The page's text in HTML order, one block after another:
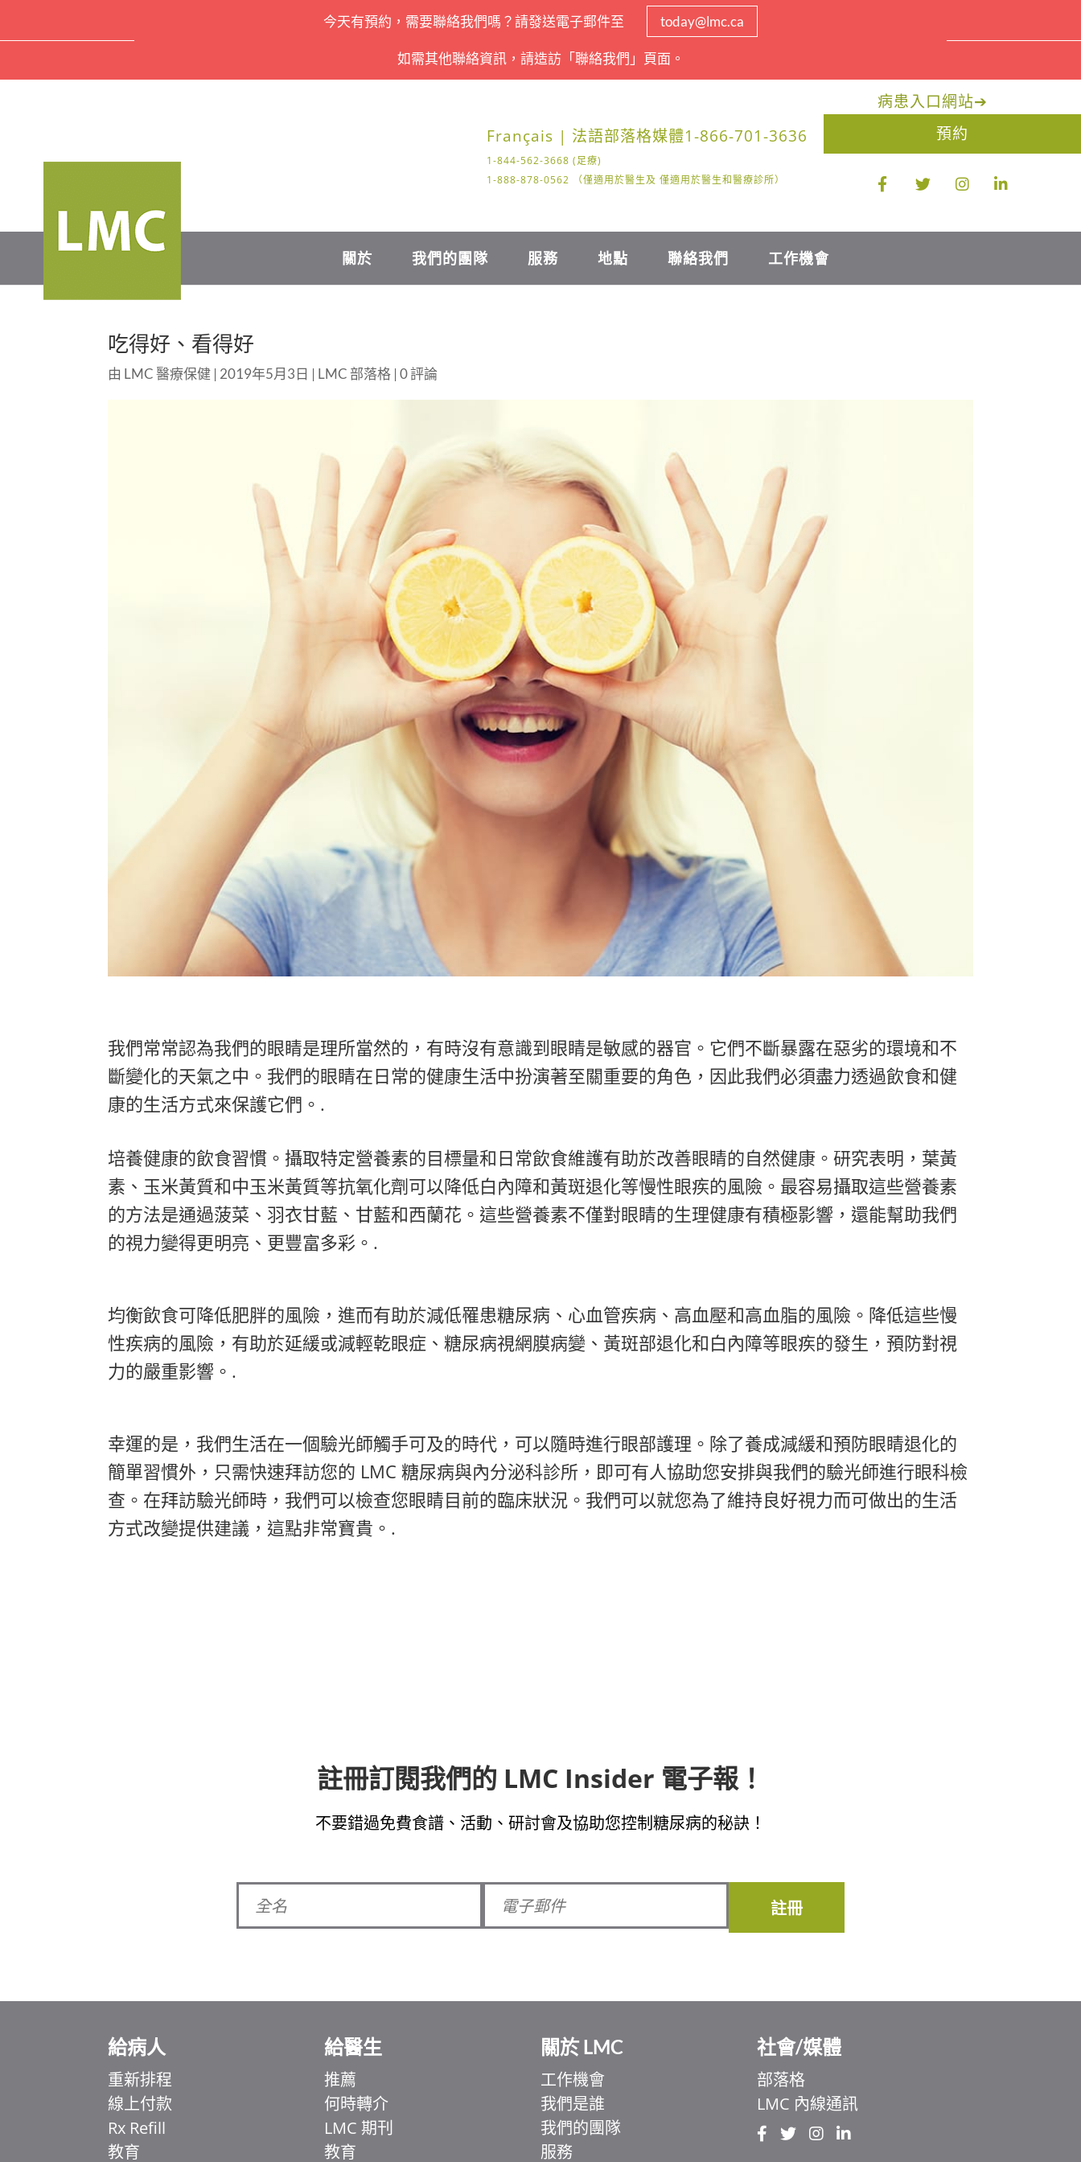
今天有預約，需要聯絡我們嗎？請發送電子郵件至 today@lmc.ca
如需其他聯絡資訊，請造訪「聯絡我們」頁面。
Français | 法語部落格媒體1-866-701-3636
1-844-562-3668 (足療)
1-888-878-0562 （僅適用於醫生及 僅適用於醫生和醫療診所）
病患入口網站➔
預約
關於 我們的團隊 服務 地點 聯絡我們 工作機會
吃得好、看得好
由 LMC 醫療保健 | 2019年5月3日 | LMC 部落格 |0 評論
我們常常認為我們的眼睛是理所當然的，有時沒有意識到眼睛是敏感的器官。它們不斷暴露在惡劣的環境和不
斷變化的天氣之中。我們的眼睛在日常的健康生活中扮演著至關重要的角色，因此我們必須盡力透過飲食和健
康的生活方式來保護它們。.
培養健康的飲食習慣。攝取特定營養素的目標量和日常飲食維護有助於改善眼睛的自然健康。研究表明，葉黃
素、玉米黃質和中玉米黃質等抗氧化劑可以降低白內障和黃斑退化等慢性眼疾的風險。最容易攝取這些營養素
的方法是通過菠菜、羽衣甘藍、甘藍和西蘭花。這些營養素不僅對眼睛的生理健康有積極影響，還能幫助我們
的視力變得更明亮、更豐富多彩。.
均衡飲食可降低肥胖的風險，進而有助於減低罹患糖尿病、心血管疾病、高血壓和高血脂的風險。降低這些慢
性疾病的風險，有助於延緩或減輕乾眼症、糖尿病視網膜病變、黃斑部退化和白內障等眼疾的發生，預防對視
力的嚴重影響。.
幸運的是，我們生活在一個驗光師觸手可及的時代，可以隨時進行眼部護理。除了養成減緩和預防眼睛退化的
簡單習慣外，只需快速拜訪您的 LMC 糖尿病與內分泌科診所，即可有人協助您安排與我們的驗光師進行眼科檢
查。在拜訪驗光師時，我們可以檢查您眼睛目前的臨床狀況。我們可以就您為了維持良好視力而可做出的生活
方式改變提供建議，這點非常寶貴。.
註冊訂閱我們的 LMC Insider 電子報！
不要錯過免費食譜、活動、研討會及協助您控制糖尿病的秘訣！
註冊
給病人
重新排程
線上付款
Rx Refill
教育
給醫生
推薦
何時轉介
LMC 期刊
教育
關於 LMC
工作機會
我們是誰
我們的團隊
服務
社會/媒體
部落格
LMC 內線通訊
简体中文
Italiano
Ελληνικά